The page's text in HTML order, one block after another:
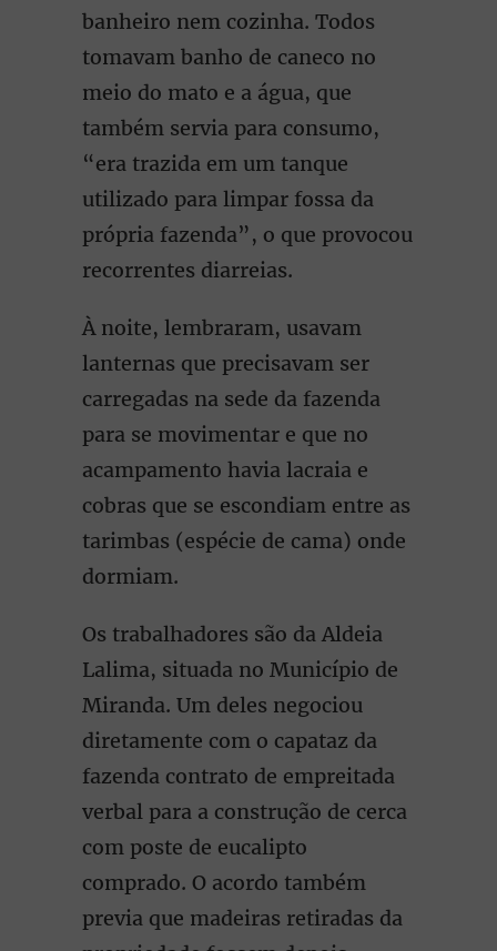
banheiro nem cozinha. Todos
tomavam banho de caneco no
meio do mato e a água, que
também servia para consumo,
“era trazida em um tanque
utilizado para limpar fossa da
própria fazenda”, o que provocou
recorrentes diarreias.
À noite, lembraram, usavam
lanternas que precisavam ser
carregadas na sede da fazenda
para se movimentar e que no
acampamento havia lacraia e
cobras que se escondiam entre as
tarimbas (espécie de cama) onde
dormiam.
Os trabalhadores são da Aldeia
Lalima, situada no Município de
Miranda. Um deles negociou
diretamente com o capataz da
fazenda contrato de empreitada
verbal para a construção de cerca
com poste de eucalipto
comprado. O acordo também
previa que madeiras retiradas da